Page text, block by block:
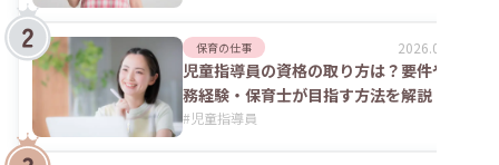
保育の仕事 2026.07.24
児童指導員の資格の取り方は？要件や実
務経験・保育士が目指す方法を解説
#児童指導員